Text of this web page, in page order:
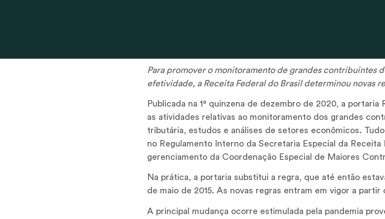
Para promover o monitoramento de grandes contribuintes
efetividade, a Receita Federal do Brasil determinou novas
Publicada na 1ª quinzena de dezembro de 2020, a
as atividades relativas ao monitoramento dos grandes
tributária, estudos e análises de setores econômicos.
no Regulamento Interno da Secretaria Especial da Receita
gerenciamento da Coordenação Especial de Maiores
Na prática, a portaria substitui a regra, que até então
de maio de 2015. As novas regras entram em vigor a partir
A principal mudança ocorre estimulada pela pandemia